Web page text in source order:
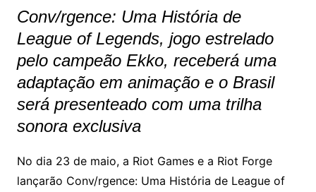
Conv/rgence: Uma História de
League of Legends, jogo estrelado
pelo campeão Ekko, receberá uma
adaptação em animação e o Brasil
será presenteado com uma trilha
sonora exclusiva
No dia 23 de maio, a Riot Games e a Riot Forge
lançarão Conv/rgence: Uma História de League of